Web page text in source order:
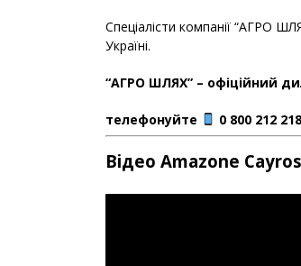
Спеціалісти компанії “АГРО
Україні.
“АГРО ШЛЯХ” – офіційний
телефонуйте 0 800 212 218
Відео Amazone